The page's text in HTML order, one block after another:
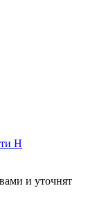
Н
и уточнят